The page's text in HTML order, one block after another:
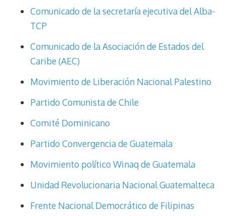
Comunicado de la secretaría ejecutiva del Alba-
TCP
Comunicado de la Asociación de Estados del
Caribe (AEC)
Movimiento de Liberación Nacional Palestino
Partido Comunista de Chile
Comité Dominicano
Partido Convergencia de Guatemala
Movimiento político Winaq de Guatemala
Unidad Revolucionaria Nacional Guatemalteca
Frente Nacional Democrático de Filipinas